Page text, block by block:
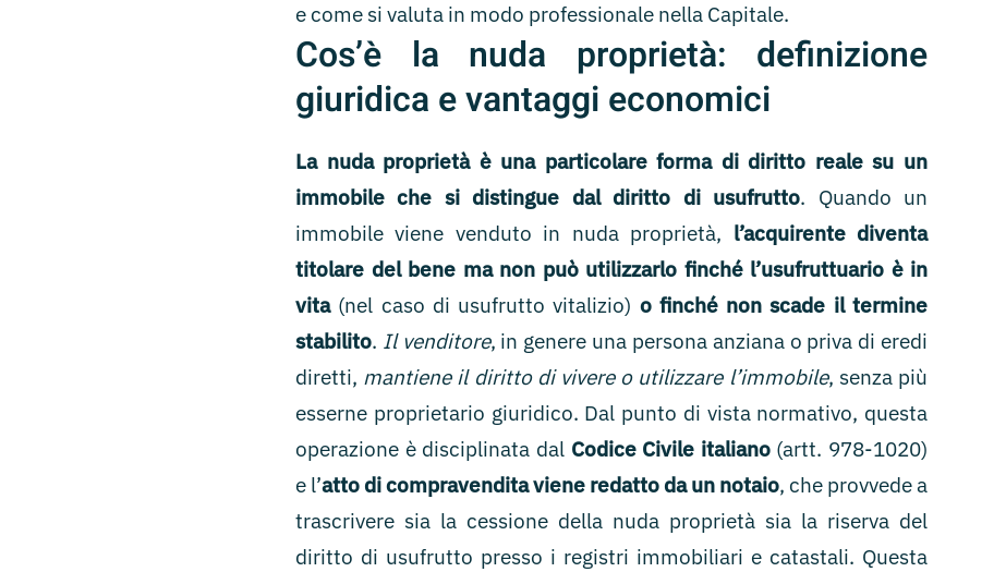
e come si valuta in modo professionale nella Capitale.
Cos’è la nuda proprietà: definizione
giuridica e vantaggi economici
La nuda proprietà è una particolare forma di diritto reale su un
immobile che si distingue dal diritto di usufrutto. Quando un
immobile viene venduto in nuda proprietà, l’acquirente diventa
titolare del bene ma non può utilizzarlo finché l’usufruttuario è in
vita(nel caso di usufrutto vitalizio) o finché non scade il termine
stabilito. Il venditore, in genere una persona anziana o priva di eredi
diretti, mantiene il diritto di vivere o utilizzare l’immobile, senza più
esserne proprietario giuridico. Dal punto di vista normativo, questa
operazione è disciplinata dalCodice Civile italiano(artt. 978-1020)
e l’atto di compravendita viene redatto da un notaio, che provvede a
trascrivere sia la cessione della nuda proprietà sia la riserva del
diritto di usufrutto presso i registri immobiliari e catastali. Questa